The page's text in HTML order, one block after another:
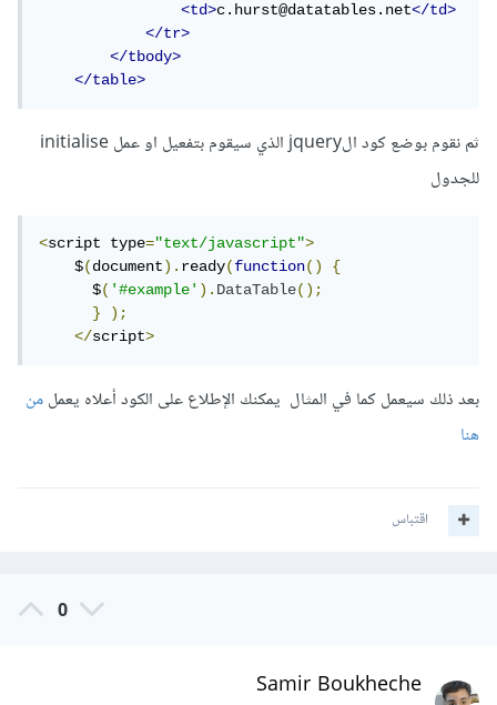
<td>c.hurst@datatables.net</td>
</tr>
</tbody>
</table>
ثم نقوم بوضع كود الjquery الذي سيقوم بتفعيل او عمل initialise
للجدول
<script type="text/javascript">
$(document).ready(function()
{
$('#example').DataTable();
}
);
</script>
بعد ذلك سيعمل كما في المثال يمكنك الإطلاع على الكود أعلاه يعملمن
هنا
اقتباس
0
Samir Boukheche